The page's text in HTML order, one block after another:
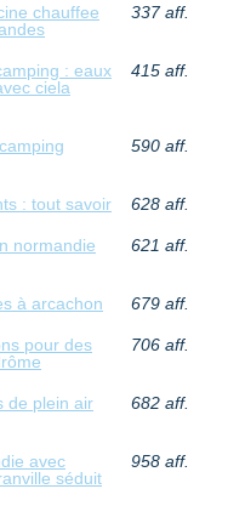
chauffee
337 aff.
: eaux
ciela
415 aff.
590 aff.
: tout savoir 628 aff.
normandie
621 aff.
à arcachon 679 aff.
pour des
706 aff.
de plein air
682 aff.
avec
séduit
958 aff.